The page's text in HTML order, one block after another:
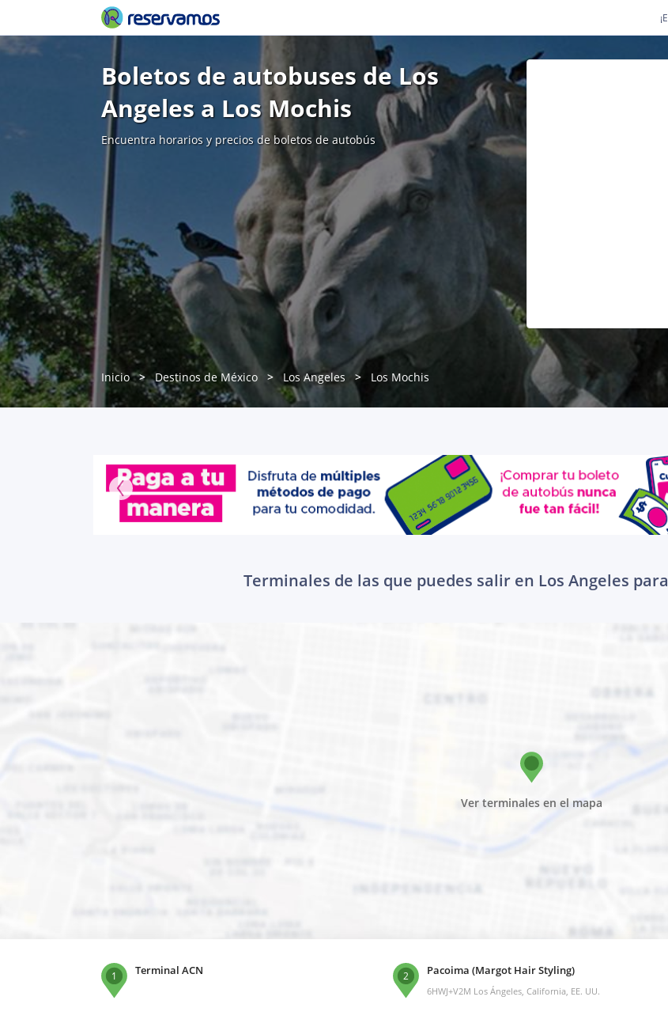
Boletos de autobuses de Los
Angeles a Los Mochis
Encuentra horarios y precios de boletos de autobús
Inicio Destinos de México Los Angeles Los Mochis
Terminales de las que puedes salir en Los Angeles
Ver terminales en el mapa
1 Terminal ACN 2 Pacoima (Margot Hair Styling)
6HWJ+V2M Los Ángeles, California, EE. UU.